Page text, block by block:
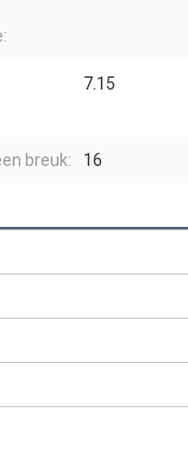
7.15
breuk: 16